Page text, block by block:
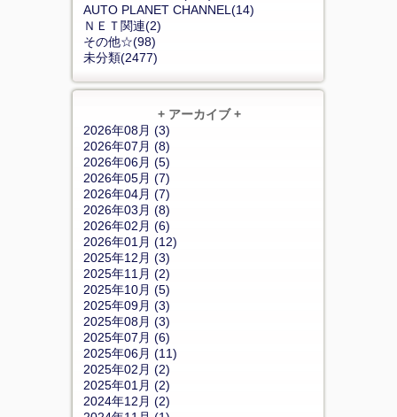
AUTO PLANET CHANNEL(14)
ＮＥＴ関連(2)
その他☆(98)
未分類(2477)
+ アーカイブ +
2026年08月 (3)
2026年07月 (8)
2026年06月 (5)
2026年05月 (7)
2026年04月 (7)
2026年03月 (8)
2026年02月 (6)
2026年01月 (12)
2025年12月 (3)
2025年11月 (2)
2025年10月 (5)
2025年09月 (3)
2025年08月 (3)
2025年07月 (6)
2025年06月 (11)
2025年02月 (2)
2025年01月 (2)
2024年12月 (2)